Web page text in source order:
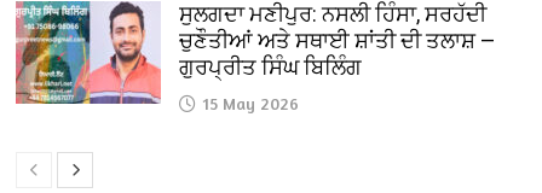
ਸੁਲਗਦਾ ਮਣੀਪੁਰ: ਨਸਲੀ ਹਿੰਸਾ, ਸਰਹੱਦੀ
ਚੁਣੌਤੀਆਂ ਅਤੇ ਸਥਾਈ ਸ਼ਾਂਤੀ ਦੀ ਤਲਾਸ਼ —
ਗੁਰਪ੍ਰੀਤ ਸਿੰਘ ਬਿਲਿੰਗ
15 May 2026